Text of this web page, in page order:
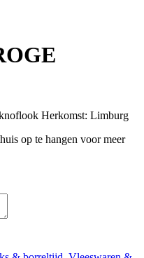
Herkomst: Limburg
op te hangen voor meer